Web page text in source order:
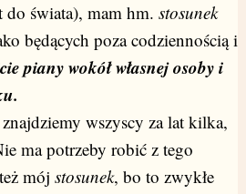
świata), mam hm. stosunek
będących poza codziennością i
piany wokół własnej osoby i
wszyscy za lat kilka,
ma potrzeby robić z tego
mój stosunek, bo to zwykłe